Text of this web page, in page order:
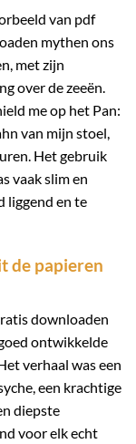
van pdf
mythen ons
met zijn
over de zeeën.
me op het Pan:
van mijn stoel,
Het gebruik
vaak slim en
liggend en te
de papieren
downloaden
ontwikkelde
verhaal was een
een krachtige
diepste
voor elk echt